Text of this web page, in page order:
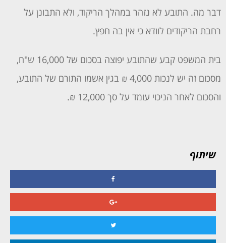
דבר מה. התובע לא נזהר במהלך הריקוד, ולא התבונן על
רחבת הריקודים לוודא כי אין בה חפץ.
בית המשפט קבע שהתובע יפוצה בסכום של 16,000 ש"ח,
מסכום זה יש לנכות 4,000 ₪ בגין אשמו התורם של התובע,
והסכום לאחר הניכוי עומד על סך 12,000 ₪.
שיתוף